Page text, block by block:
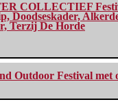
COLLECTIEF
Doodseskader,
Terzij De Horde
Outdoor Festival met